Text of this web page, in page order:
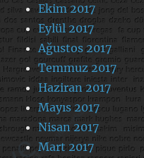
Ekim 2017
Eylül 2017
Ağustos 2017
Temmuz 2017
Haziran 2017
Mayıs 2017
Nisan 2017
Mart 2017